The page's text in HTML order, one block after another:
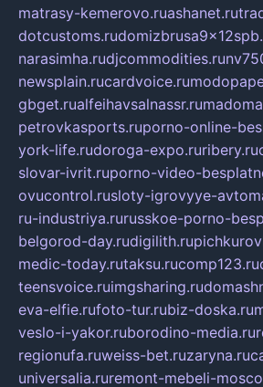
matrasy-kemerovo.ruashanet.ru
dotcustoms.ru
narasimha.rudjcommodities.ru
newsplain.rucardvoice.ru
gbget.rualfeihavsalnassr.ru
petrovkasports.ruporno-online-
york-life.rudoroga-expo.ruribery.ru
slovar-ivrit.ruporno-video-
ovucontrol.rusloty-igrovyye-
ru-industriya.rurusskoe-porno-
belgorod-day.rudigilith.ru
medic-today.rutaksu.rucomp123.ru
teensvoice.ruimgsharing.ru
eva-elfie.rufoto-tur.rubiz-doska.ru
veslo-i-yakor.ruborodino-media.ru
regionufa.ruweiss-bet.ruzaryna.ru
universalia.ruremont-mebeli-